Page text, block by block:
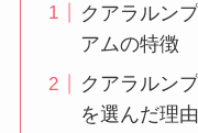
クアラルン
アムの特徴
クアラルン
を選んだ理由